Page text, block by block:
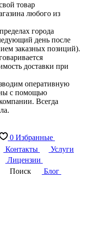
товар
любого из
города
день после
заказных позиций).
доставки при
оперативную
с помощью
Всегда
0 Избранные
Контакты
Услуги
Лицензии
Поиск
Блог